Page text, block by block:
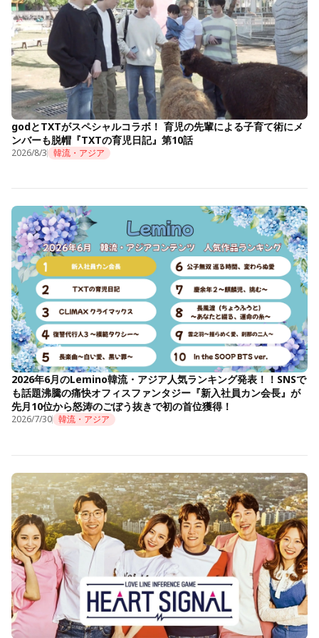
godとTXTがスペシャルコラボ！ 育児の先輩による子育て術にメ
ンバーも脱帽『TXTの育児日記』第10話
2026/8/3 韓流・アジア
2026年6月のLemino韓流・アジア人気ランキング発表！！SNSで
も話題沸騰の痛快オフィスファンタジー『新入社員カン会長』が
先月10位から怒涛のごぼう抜きで初の首位獲得！
2026/7/30 韓流・アジア